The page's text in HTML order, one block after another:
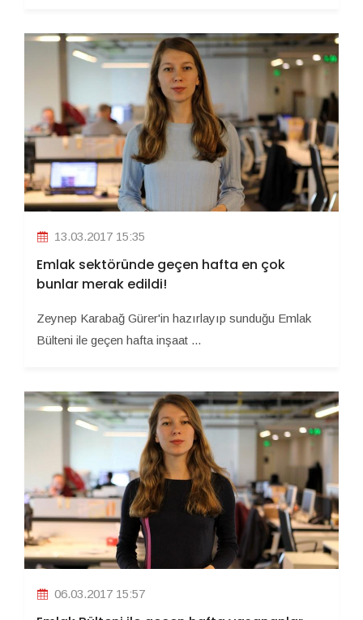
13.03.2017 15:35
Emlak sektöründe geçen hafta en çok
bunlar merak edildi!
Zeynep Karabağ Gürer'in hazırlayıp sunduğu Emlak
Bülteni ile geçen hafta inşaat ...
06.03.2017 15:57